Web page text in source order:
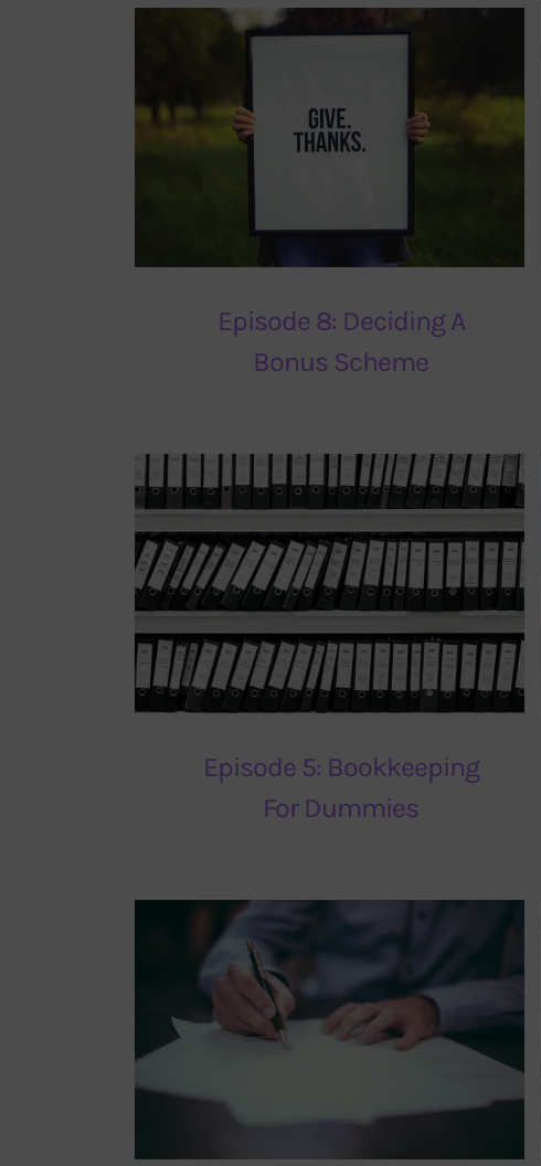
Episode 8: Deciding A
Bonus Scheme
Episode 5: Bookkeeping
For Dummies